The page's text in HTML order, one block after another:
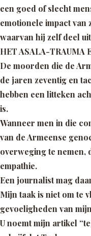
een goed of slecht
emotionele impactvan
waarvan hij zelf deel
HET ASALA-TRAUMA
De moorden die de
de jaren zeventig en
hebben een litteken
is.
Wanneer men in die
van de Armeense
overweging te nemen,
empathie.
Een journalist mag
Mijn taak is niet om te
gevoeligheden van
U noemt mijn artikel